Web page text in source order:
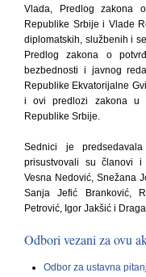
Vlada, Predlog zakona
Republike Srbije i Vlade
diplomatskih, službenih i
Predlog zakona o
bezbednosti i javnog
Republike Ekvatorijalne
i ovi predlozi zakona u
Republike Srbije.
Sednici je
prisustvovali su članovi i
Vesna Nedović, Snežana
Sanja Jefić Branković,
Petrović, Igor Jakšić i
Odbori vezani za ovu
Odbor za ustavna